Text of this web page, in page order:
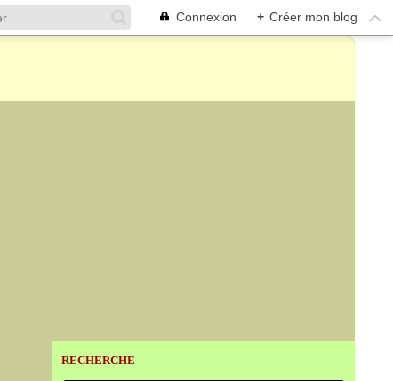
Connexion + Créer mon blog
RECHERCHE